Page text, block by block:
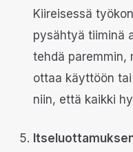
Kiireisessä
pysähtyä tiiminä
tehdä paremmin,
ottaa käyttöön
niin, että kaikki